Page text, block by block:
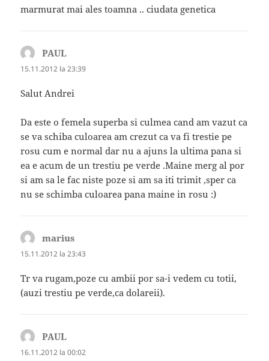
marmurat mai ales toamna .. ciudata genetica
PAUL
15.11.2012 la 23:39
Salut Andrei
Da este o femela superba si culmea cand am vazut ca
se va schiba culoarea am crezut ca va fi trestie pe
rosu cum e normal dar nu a ajuns la ultima pana si
ea e acum de un trestiu pe verde .Maine merg al por
si am sa le fac niste poze si am sa iti trimit ,sper ca
nu se schimba culoarea pana maine in rosu :)
marius
15.11.2012 la 23:43
Tr va rugam,poze cu ambii por sa-i vedem cu totii,
(auzi trestiu pe verde,ca dolareii).
PAUL
16.11.2012 la 00:02